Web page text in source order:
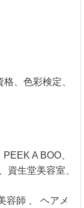
、色彩検定、
A BOO、
資生堂美容室、
容師 、 ヘアメ